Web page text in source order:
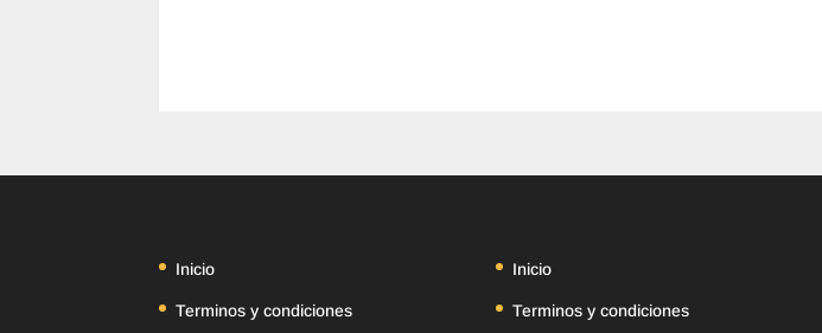
Inicio
Terminos y condiciones
Inicio
Terminos y condiciones